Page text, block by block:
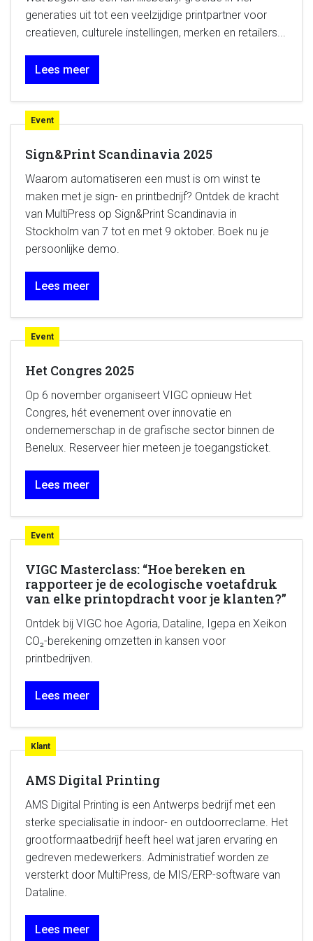
generaties uit tot een veelzijdige printpartner voor
creatieven, culturele instellingen, merken en retailers...
Lees meer
Event
Sign&Print Scandinavia 2025
Waarom automatiseren een must is om winst te
maken met je sign- en printbedrijf? Ontdek de kracht
van MultiPress op Sign&Print Scandinavia in
Stockholm van 7 tot en met 9 oktober. Boek nu je
persoonlijke demo.
Lees meer
Event
Het Congres 2025
Op 6 november organiseert VIGC opnieuw Het
Congres, hét evenement over innovatie en
ondernemerschap in de grafische sector binnen de
Benelux. Reserveer hier meteen je toegangsticket.
Lees meer
Event
VIGC Masterclass: “Hoe bereken en
rapporteer je de ecologische voetafdruk
van elke printopdracht voor je klanten?”
Ontdek bij VIGC hoe Agoria, Dataline, Igepa en Xeikon
CO₂-berekening omzetten in kansen voor
printbedrijven.
Lees meer
Klant
AMS Digital Printing
AMS Digital Printing is een Antwerps bedrijf met een
sterke specialisatie in indoor- en outdoorreclame. Het
grootformaatbedrijf heeft heel wat jaren ervaring en
gedreven medewerkers. Administratief worden ze
versterkt door MultiPress, de MIS/ERP-software van
Dataline.
Lees meer